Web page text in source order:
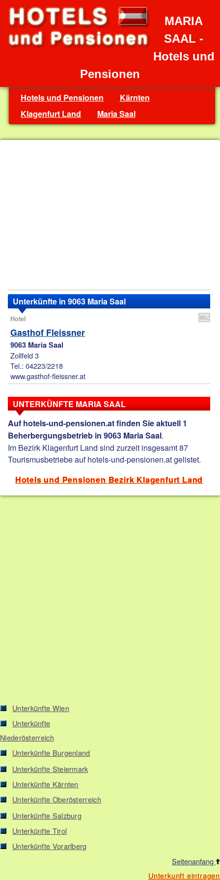
MARIA
SAAL -
Hotels und
Pensionen
Hotels und Pensionen
Kärnten
Klagenfurt Land
Maria Saal
Unterkünfte in 9063 Maria Saal
Hotel
Gasthof Fleissner
9063 Maria Saal
Zollfeld 3
Tel.: 04223/2218
www.gasthof-fleissner.at
UNTERKÜNFTE MARIA SAAL
Auf hotels-und-pensionen.at finden Sie aktuell 1
Beherbergungsbetrieb in 9063 Maria Saal.
Im Bezirk Klagenfurt Land sind zurzeit insgesamt 87
Tourismusbetriebe auf hotels-und-pensionen.at gelistet.
Hotels und Pensionen Bezirk Klagenfurt Land
Unterkünfte Wien
Unterkünfte
Niederösterreich
Unterkünfte Burgenland
Unterkünfte Steiermark
Unterkünfte Kärnten
Unterkünfte Oberösterreich
Unterkünfte Salzburg
Unterkünfte Tirol
Unterkünfte Vorarlberg
Seitenanfang
Unterkunft eintragen